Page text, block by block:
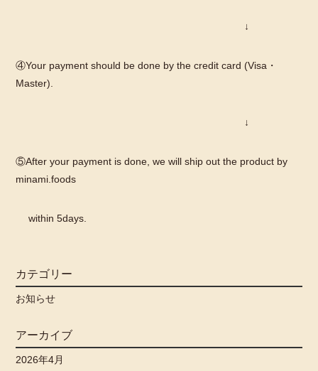
カテゴリー
お知らせ
アーカイブ
2026年4月
↓
④Your payment should be done by the credit card (Visa・
Master).
↓
⑤After your payment is done, we will ship out the product by
minami.foods
within 5days.